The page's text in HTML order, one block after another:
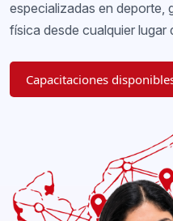
especializadas en deporte,
física desde cualquier lugar
Capacitaciones